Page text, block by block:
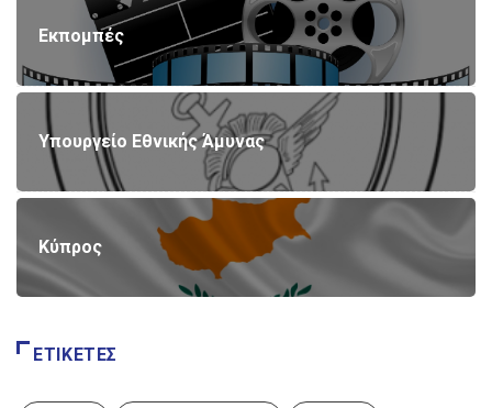
Εκπομπές
Υπουργείο Εθνικής Άμυνας
Κύπρος
ΕΤΙΚΈΤΕΣ